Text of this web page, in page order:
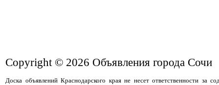
Copyright © 2026 Объявления города Сочи
Доска объявлений Краснодарского края не несет ответственности за